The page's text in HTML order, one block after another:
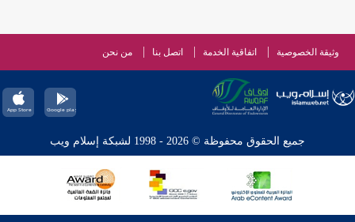
وثيقة الخصوصية اتفاقية الخدمة اتصل بنا من نحن
جميع الحقوق محفوظة © 2026 - 1998 لشبكة إسلام ويب